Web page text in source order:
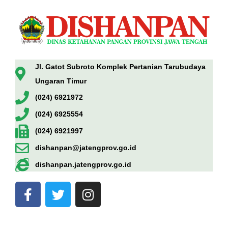
Jl. Gatot Subroto Komplek Pertanian Tarubudaya
Ungaran Timur
(024) 6921972
(024) 6925554
(024) 6921997
dishanpan@jatengprov.go.id
dishanpan.jatengprov.go.id
F
a
T
w
I
n